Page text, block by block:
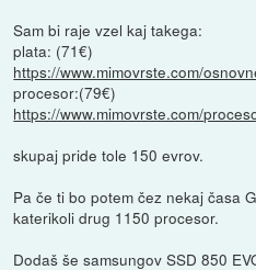
Sam bi raje vzel kaj takega:
plata: (71€)
https://www.mimovrste.com/
procesor:(79€)
https://www.mimovrste.com/
skupaj pride tole 150 evrov.
Pa če ti bo potem čez nekaj časa
katerikoli drug 1150 procesor.
Dodaš še samsungov SSD 850